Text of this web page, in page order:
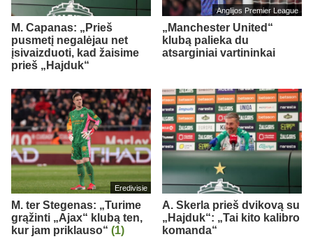
M. Capanas: „Prieš
pusmetį negalėjau net
įsivaizduoti, kad žaisime
prieš „Hajduk“
Anglijos Premier League
„Manchester United“
klubą palieka du
atsarginiai vartininkai
Eredivisie
M. ter Stegenas: „Turime
grąžinti „Ajax“ klubą ten,
kur jam priklauso“ (1)
A. Skerla prieš dvikovą su
„Hajduk“: „Tai kito kalibro
komanda“